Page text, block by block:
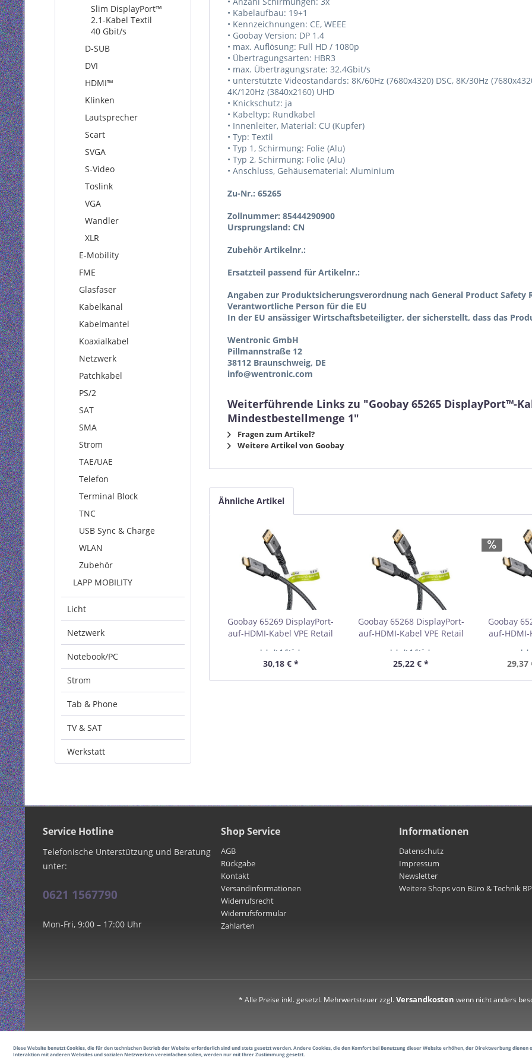
Slim DisplayPort™
2.1-Kabel Textil
40 Gbit/s
D-SUB
DVI
HDMI™
Klinken
Lautsprecher
Scart
SVGA
S-Video
Toslink
VGA
Wandler
XLR
E-Mobility
FME
Glasfaser
Kabelkanal
Kabelmantel
Koaxialkabel
Netzwerk
Patchkabel
PS/2
SAT
SMA
Strom
TAE/UAE
Telefon
Terminal Block
TNC
USB Sync & Charge
WLAN
Zubehör
LAPP MOBILITY
Licht
Netzwerk
Notebook/PC
Strom
Tab & Phone
TV & SAT
Werkstatt
• Kabelaufbau: 19+1
• Kennzeichnungen: CE, WEEE
• Goobay Version: DP 1.4
• max. Auflösung: Full HD / 1080p
• Übertragungsarten: HBR3
• max. Übertragungsrate: 32.4Gbit/s
• unterstützte Videostandards: 8K/60Hz (7680x4320) DSC, 8K/30Hz
4K/120Hz (3840x2160) UHD
• Knickschutz: ja
• Kabeltyp: Rundkabel
• Innenleiter, Material: CU (Kupfer)
• Typ: Textil
• Typ 1, Schirmung: Folie (Alu)
• Typ 2, Schirmung: Folie (Alu)
• Anschluss, Gehäusematerial: Aluminium
Zu-Nr.: 65265
Zollnummer: 85444290900
Ursprungsland: CN
Zubehör Artikelnr.:
Ersatzteil passend für Artikelnr.:
Angaben zur Produktsicherungsverordnung nach General Product Safety
Verantwortliche Person für die EU
In der EU ansässiger Wirtschaftsbeteiligter, der sicherstellt, dass das
Wentronic GmbH
Pillmannstraße 12
38112 Braunschweig, DE
info@wentronic.com
Weiterführende Links zu "Goobay 65265 DisplayPort™-
Mindestbestellmenge 1"
Fragen zum Artikel?
Weitere Artikel von Goobay
Ähnliche Artikel
Goobay 65269 DisplayPort-
auf-HDMI-Kabel VPE Retail
Inhalt 1 Stück
30,18 € *
Goobay 65268 DisplayPort-
auf-HDMI-Kabel VPE Retail
Inhalt 1 Stück
25,22 € *
Goobay
auf-HDMI-
29,37
Service Hotline
Telefonische Unterstützung und Beratung
unter:
0621 1567790
Mon-Fri, 9:00 – 17:00 Uhr
Shop Service
AGB
Rückgabe
Kontakt
Versandinformationen
Widerrufsrecht
Widerrufsformular
Zahlarten
Informationen
Datenschutz
Impressum
Newsletter
Weitere Shops von Büro & Technik
* Alle Preise inkl. gesetzl. Mehrwertsteuer zzgl.Versandkosten wenn nicht anders
Diese Website benutzt Cookies, die für den technischen Betrieb der Website erforderlich sind und stets gesetzt werden. Andere Cookies, die den Komfort bei Benutzung dieser Website erhöhen, der Direktwerbung dienen
Interaktion mit anderen Websites und sozialen Netzwerken vereinfachen sollen, werden nur mit Ihrer Zustimmung gesetzt.